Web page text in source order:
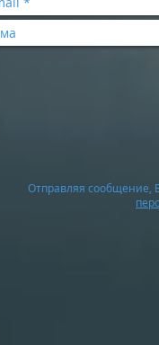
Отправляя сообщение,